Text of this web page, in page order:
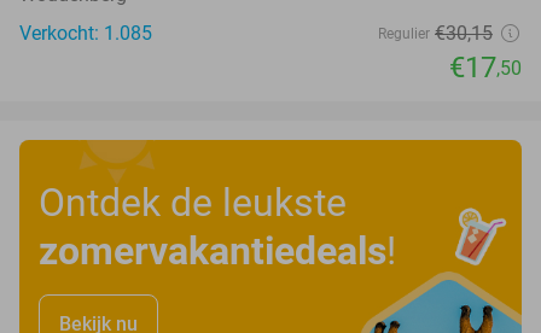
Verkocht: 1.085
Regulier €30,15
€17,50
Ontdek de leukste
zomervakantiedeals!
Bekijk nu